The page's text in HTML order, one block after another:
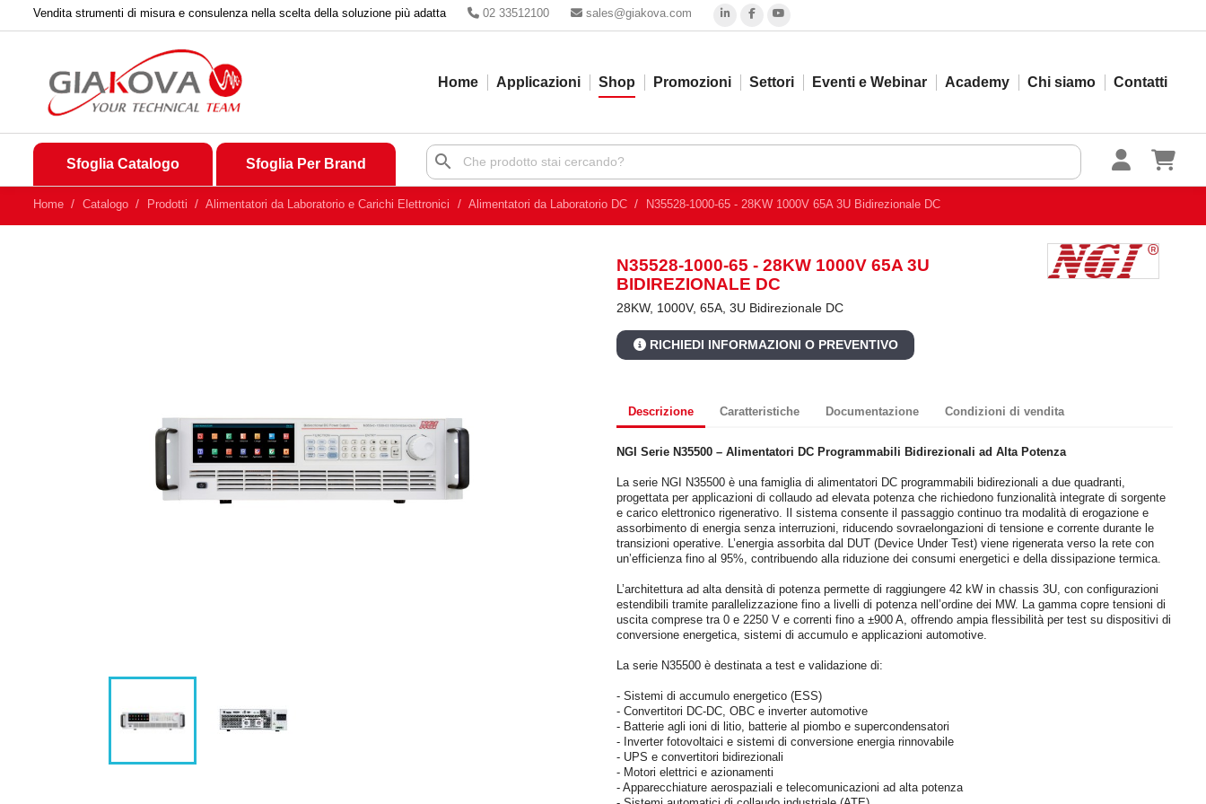
Vendita strumenti di misura e consulenza nella scelta della soluzione più adatta 02 33512100 sales@giakova.com
Home Applicazioni Shop Promozioni Settori Eventi e Webinar Academy Chi siamo Contatti
Sfoglia Catalogo Sfoglia Per Brand search
Home Catalogo Prodotti Alimentatori da Laboratorio e Carichi Elettronici Alimentatori da Laboratorio DC N35528-1000-65 - 28KW 1000V 65A 3U Bidirezionale DC
N35528-1000-65 - 28KW 1000V 65A 3U
BIDIREZIONALE DC
28KW, 1000V, 65A, 3U Bidirezionale DC
RICHIEDI INFORMAZIONI O PREVENTIVO
Descrizione Caratteristiche Documentazione Condizioni di vendita
NGI Serie N35500 – Alimentatori DC Programmabili Bidirezionali ad Alta Potenza
La serie NGI N35500 è una famiglia di alimentatori DC programmabili bidirezionali a due quadranti,
progettata per applicazioni di collaudo ad elevata potenza che richiedono funzionalità integrate di sorgente
e carico elettronico rigenerativo. Il sistema consente il passaggio continuo tra modalità di erogazione e
assorbimento di energia senza interruzioni, riducendo sovraelongazioni di tensione e corrente durante le
transizioni operative. L’energia assorbita dal DUT (Device Under Test) viene rigenerata verso la rete con
un’efficienza fino al 95%, contribuendo alla riduzione dei consumi energetici e della dissipazione termica.
L’architettura ad alta densità di potenza permette di raggiungere 42 kW in chassis 3U, con configurazioni
estendibili tramite parallelizzazione fino a livelli di potenza nell’ordine dei MW. La gamma copre tensioni di
uscita comprese tra 0 e 2250 V e correnti fino a ±900 A, offrendo ampia flessibilità per test su dispositivi di
conversione energetica, sistemi di accumulo e applicazioni automotive.
La serie N35500 è destinata a test e validazione di:
- Sistemi di accumulo energetico (ESS)
- Convertitori DC-DC, OBC e inverter automotive
- Batterie agli ioni di litio, batterie al piombo e supercondensatori
- Inverter fotovoltaici e sistemi di conversione energia rinnovabile
- UPS e convertitori bidirezionali
- Motori elettrici e azionamenti
- Apparecchiature aerospaziali e telecomunicazioni ad alta potenza